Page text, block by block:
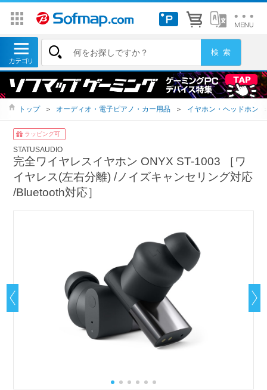
トップ ＞ オーディオ・電子ピアノ・カー用品 ＞ イヤホン・ヘッドホン
ラッピング可
STATUSAUDIO
完全ワイヤレスイヤホン ONYX ST-1003 ［ワ
イヤレス(左右分離) /ノイズキャンセリング対応
/Bluetooth対応］